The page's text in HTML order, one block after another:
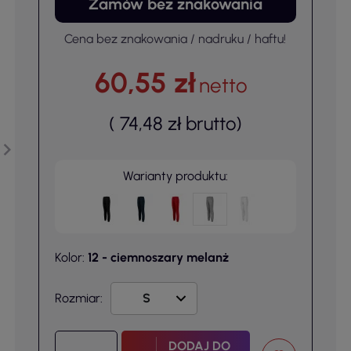
Zamów bez znakowania
Cena bez znakowania / nadruku / haftu!
60,55 złnetto
( 74,48 zł brutto)
Warianty produktu:
Kolor: 12 - ciemnoszary melanż
Rozmiar:
DODAJ DO